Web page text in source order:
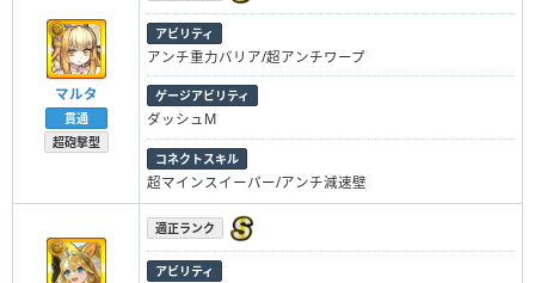
マルタ
貫通
超砲撃型
アビリティ
アンチ重力バリア/超アンチワープ
ゲージアビリティ
ダッシュM
コネクトスキル
超マインスイーパー/アンチ減速壁
適正ランク
アビリティ